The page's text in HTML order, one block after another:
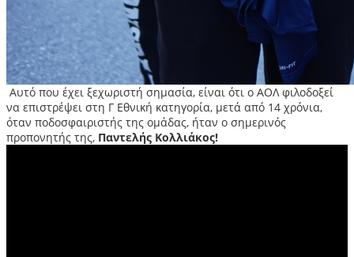
Αυτό που έχει ξεχωριστή σημασία, είναι ότι ο ΑΟΛ φιλοδοξεί
να επιστρέψει στη Γ Εθνική κατηγορία, μετά από 14 χρόνια,
όταν ποδοσφαιριστής της ομάδας, ήταν ο σημερινός
προπονητής της, Παντελής Κολλιάκος!